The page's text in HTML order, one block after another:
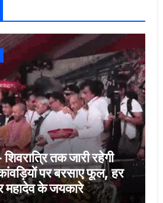
तक जारी रहेगी
पर बरसाए फूल, हर
के जयकारे